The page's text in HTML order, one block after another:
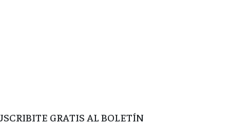
GRATIS AL BOLETÍN